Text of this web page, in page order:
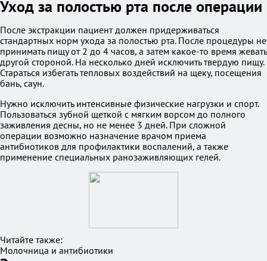
Уход за полостью рта после операции
После экстракции пациент должен придерживаться
стандартных норм ухода за полостью рта. После процедуры не
принимать пищу от 2 до 4 часов, а затем какое-то время жевать
другой стороной. На несколько дней исключить твердую пищу.
Стараться избегать тепловых воздействий на щеку, посещения
бань, саун.
Нужно исключить интенсивные физические нагрузки и спорт.
Пользоваться зубной щеткой с мягким ворсом до полного
заживления десны, но не менее 3 дней. При сложной
операции возможно назначение врачом приема
антибиотиков для профилактики воспалений, а также
применение специальных ранозаживляющих гелей.
Читайте также:
Молочница и антибиотики